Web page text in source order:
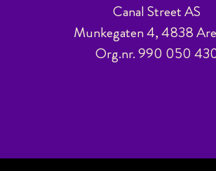
Canal Street AS
Munkegaten 4, 4838
Org.nr. 990 050